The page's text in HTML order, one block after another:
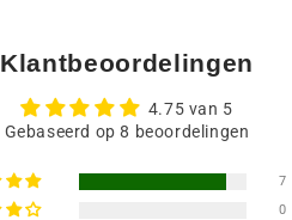
Klantbeoordelingen
4.75 van 5
Gebaseerd op 8 beoordelingen
7
0